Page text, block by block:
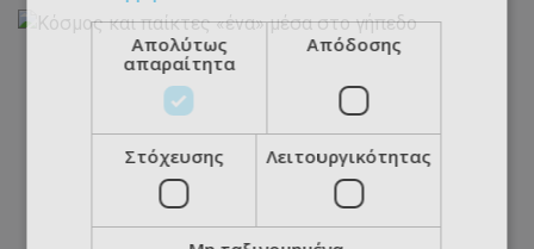
Απολύτως
απαραίτητα
Απόδοσης
Στόχευσης Λειτουργικότητας